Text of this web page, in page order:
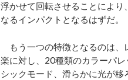
浮かせて回転させることによ
なるインパクトとなるはずだ。
もう一つの特徴となるのは、
楽に対し、20種類のカラーパ
シックモード、滑らかに光が移